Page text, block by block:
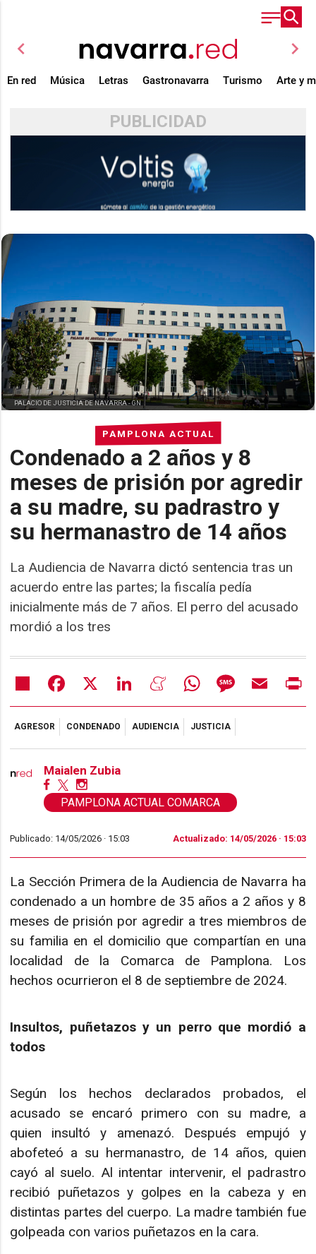
chevron_left chevron_right
En red Música Letras Gastronavarra Turismo Arte y
PUBLICIDAD
PAMPLONA ACTUAL
Condenado a 2 años y 8
meses de prisión por agredir
a su madre, su padrastro y
su hermanastro de 14 años
La Audiencia de Navarra dictó sentencia tras un
acuerdo entre las partes; la fiscalía pedía
inicialmente más de 7 años. El perro del acusado
mordió a los tres
PALACIO DE JUSTICIA DE NAVARRA -GN
Share Facebook LinkedIn MeneameWhatsAppMessageEmail
AGRESOR CONDENADO AUDIENCIA JUSTICIA
Maialen Zubia
PAMPLONA ACTUAL COMARCA
Publicado: 14/05/2026 · 15:03 Actualizado: 14/05/2026 · 15:03
La Sección Primera de la Audiencia de Navarra ha
condenado a un hombre de 35 años a 2 años y 8
meses de prisión por agredir a tres miembros de
su familia en el domicilio que compartían en una
localidad de la Comarca de Pamplona. Los
hechos ocurrieron el 8 de septiembre de 2024.
Insultos, puñetazos y un perro que mordió a
todos
Según los hechos declarados probados, el
acusado se encaró primero con su madre, a
quien insultó y amenazó. Después empujó y
abofeteó a su hermanastro, de 14 años, quien
cayó al suelo. Al intentar intervenir, el padrastro
recibió puñetazos y golpes en la cabeza y en
distintas partes del cuerpo. La madre también fue
golpeada con varios puñetazos en la cara.